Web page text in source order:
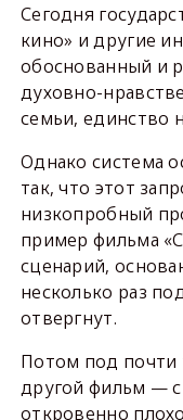
Сегодня
кино» и другие
обоснованный и
духовно-
семьи, единство
Однако система
так, что этот
низкопробный
пример фильма
сценарий,
несколько раз
отвергнут.
Потом под почти
другой фильм —
откровенно